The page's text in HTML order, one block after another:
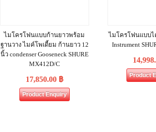
ไมโครโฟนแบบก้านยาวพร้อม
ฐานวาง ไมค์โพเดี้ยม ก้านยาว 12
นิ้ว condenser Gooseneck SHURE
MX412D/C
17,850.00 ฿
Product Enquiry
ไมโครโฟนแบบไ
Instrument
Product